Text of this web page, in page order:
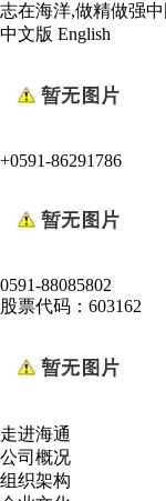
志在海洋,做精做强
中文版 English
+0591-86291786
0591-88085802
股票代码：603162
走进海通
公司概况
组织架构